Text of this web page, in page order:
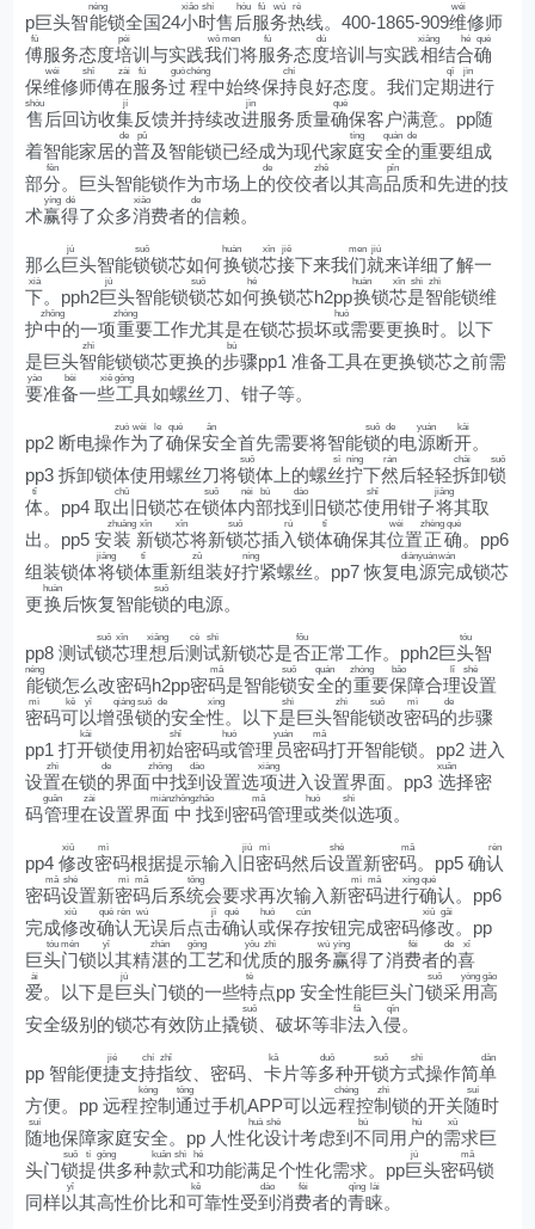
p巨头智能
néng
锁全国24小
xiǎo
时
shí
售 后
hòu
服
fú
务
wù
热
rè
线。400-1865-909维
wéi
修师
傅
fù
服务态度培
péi
训与实践我
wǒ
们
men
将服
fú
务态度
dù
培训与实践相
xiāng
结合
hé
确
què
保维
wéi
修师
shī
傅在
zài
服
fú
务过
guò
程
chéng
中始终保持
chí
良好态度。我们定期
qī
进
jìn
行
售
shòu
后回访收集
jí
反馈并持续改进
jìn
服务质量确
què
保客户满意。pp随
着智能家居的
de
普
pǔ
及智能锁已经成为现代家庭
tíng
安全
quán
的
de
重要组成
部分
fēn
。巨头智能锁作为市场上的
de
佼佼者
zhě
以其高品
pǐn
质和先进的技
术赢
yíng
得
dé
了众多消
xiāo
费者的
de
信赖。
那么巨
jù
头智能锁
suǒ
锁芯如何换
huàn
锁芯
xīn
接
jiē
下来我们
men
就
jiù
来详细了解一
下
xià
。pph2巨
jù
头智能锁锁
suǒ
芯如何
hé
换锁芯h2pp换
huàn
锁芯
xīn
是
shì
智
zhì
能锁维
护中
zhōng
的一项重
zhòng
要工作尤其是在锁芯损坏或
huò
需要更换时。以下
是巨头智
zhì
能锁锁芯更换的步
bù
骤pp1 准备工具在更换锁芯之前需
要
yào
准备
bèi
一些
xiē
工
gōng
具如螺丝刀、钳子等。
pp2 断电操作
zuò
为
wèi
了
le
确
què
保安
ān
全首先需要将智能锁
suǒ
的
de
电源
yuán
断开
kāi
。
pp3 拆卸锁体使用螺丝刀将锁
suǒ
体上的螺丝
sī
拧
níng
下然
rán
后轻轻拆
chāi
卸锁
suǒ
体
tǐ
。pp4 取出
chū
旧锁芯在锁
suǒ
体内
nèi
部
bù
找到
dào
旧锁芯使
shǐ
用钳子将
jiāng
其取
出。pp5 安装
zhuāng
新
xīn
锁芯
xīn
将新锁
suǒ
芯插入
rù
锁体
tǐ
确保其位
wèi
置正
zhèng
确
què
。pp6
组装锁体将
jiāng
锁体
tǐ
重新组
zǔ
装好拧
níng
紧螺丝。pp7 恢复电
diàn
源
yuán
完
wán
成锁芯
更换
huàn
后恢复智能锁
suǒ
的电源。
pp8 测试锁
suǒ
芯
xīn
理想
xiǎng
后测
cè
试
shì
新锁芯是否
fǒu
正常工作。pph2巨头
tóu
智
能
néng
锁怎么改密码h2pp密码
mǎ
是智能锁
suǒ
安全
quán
的重
zhòng
要保
bǎo
障合理
lǐ
设
shè
置
密
mì
码可
kě
以
yǐ
增强
qiáng
锁
suǒ
的
de
安全性
xìng
。以下是
shì
巨头智
zhì
能锁
suǒ
改密
mì
码的
de
步骤
pp1 打开
kāi
锁使用初始
shǐ
密码或
huò
管理 员
yuán
密码
mǎ
打开智能锁。pp2 进入
设置
zhì
在锁的
de
界面中
zhōng
找到
dào
设置选项
xiàng
进入设置界面。pp3 选
xuǎn
择密
码管
guǎn
理在
zài
设置界面
miàn
中
zhōng
找
zhǎo
到密码
mǎ
管理或
huò
类似
shì
选项。
pp4修
xiū
改密
mì
码根据提示输入 旧
jiù
密
mì
码然后设
shè
置新密码
mǎ
。pp5 确认
rèn
密码
mǎ
设
shè
置新密
mì
码
mǎ
后系统
tǒng
会要求再次输入新密
mì
码
mǎ
进行
xíng
确
què
认。pp6
完成修
xiū
改确
què
认
rèn
无
wú
误后点击
jī
确
què
认或
huò
保存
cún
按钮完成密码修
xiū
改
gǎi
。pp
巨头
tóu
门
mén
锁以
yǐ
其精湛
zhàn
的工
gōng
艺和优
yōu
质
zhì
的服务
wù
赢
yíng
得了消费
fèi
者的
de
喜
xǐ
爱
ài
。以下是巨
jù
头门锁的一些特
tè
点pp 安全性能巨头门锁
suǒ
采用
yòng
高
gāo
安全级别的锁芯有效防止撬锁
suǒ
、破坏等非法
fǎ
入侵
qīn
。
pp 智能便捷
jié
支持
chí
指
zhǐ
纹、密码、卡
kǎ
片等多
duō
种开锁
suǒ
方式
shì
操作简单
dān
方便。pp 远程控
kòng
制通
tōng
过手机APP可以远程
chéng
控制
zhì
锁的开关随
suí
时
随
suí
地保障家庭安全。pp 人性化
huà
设
shè
计考虑到不
bù
同用 户
hù
的需
xū
求巨
头门锁
suǒ
提
tí
供
gōng
多种款
kuǎn
式
shì
和
hé
功能满足个性化需求。pp巨
jù
头密码
mǎ
锁
同样以
yǐ
其高性价比和可
kě
靠性受到
dào
消费
fèi
者的青
qīng
睐
lài
。